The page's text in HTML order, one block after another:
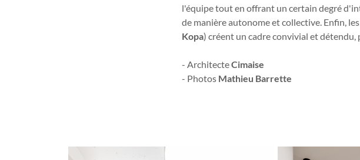
l'équipe tout en offrant un certain degré
de manière autonome et collective. Enfin,
Kopa) créent un cadre convivial et détendu,
- ArchitecteCimaise
- Photos Mathieu Barrette